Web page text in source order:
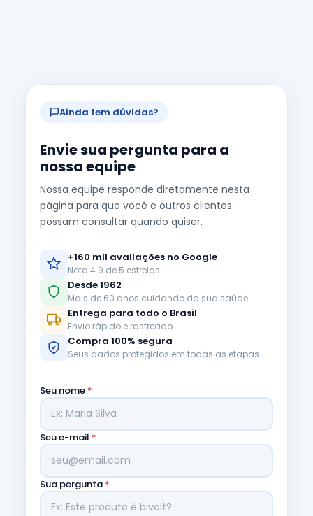
Ainda tem dúvidas?
Envie sua pergunta para a
nossa equipe
Nossa equipe responde diretamente nesta
página para que você e outros clientes
possam consultar quando quiser.
+160 mil avaliações no Google
Nota 4.9 de 5 estrelas
Desde 1962
Mais de 60 anos cuidando da sua saúde
Entrega para todo o Brasil
Envio rápido e rastreado
Compra 100% segura
Seus dados protegidos em todas as etapas
Seu nome *
Seu e-mail *
Sua pergunta *